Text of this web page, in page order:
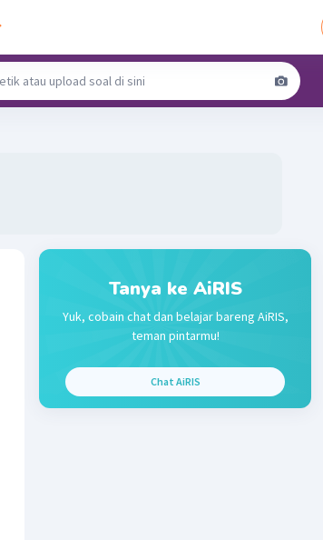
Tanya ke AiRIS
Yuk, cobain chat dan belajar bareng AiRIS,
teman pintarmu!
Chat AiRIS